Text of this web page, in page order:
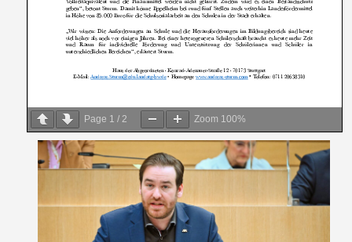
Page 1 / 2 Zoom 100%